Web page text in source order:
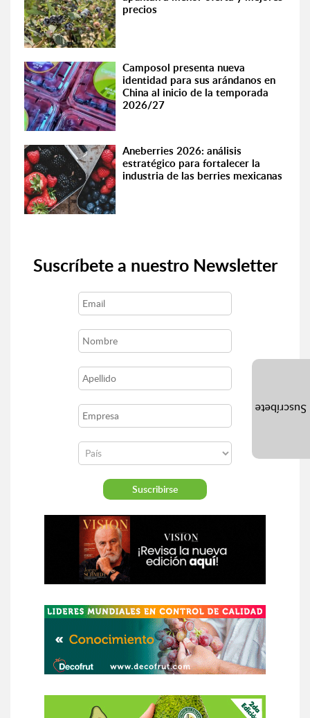
precios
Camposol presenta nueva
identidad para sus arándanos en
China al inicio de la temporada
2026/27
Aneberries 2026: análisis
estratégico para fortalecer la
industria de las berries mexicanas
Suscríbete a nuestro Newsletter
Suscríbete